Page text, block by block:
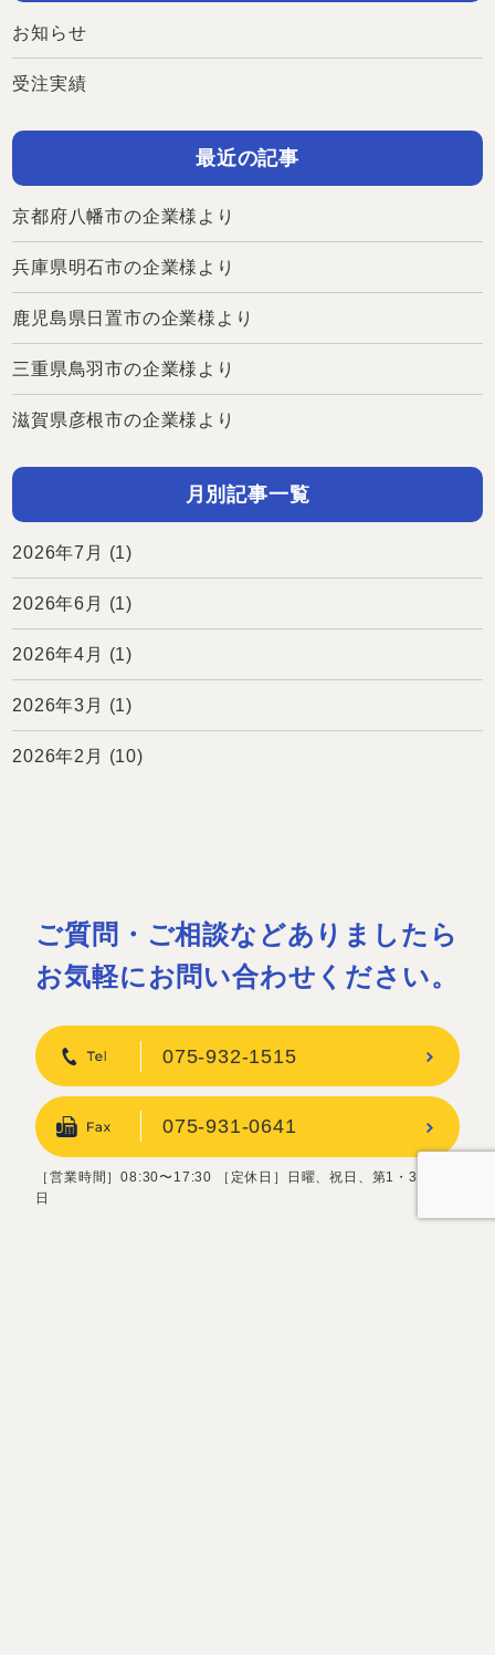
お知らせ
受注実績
最近の記事
京都府八幡市の企業様より
兵庫県明石市の企業様より
鹿児島県日置市の企業様より
三重県鳥羽市の企業様より
滋賀県彦根市の企業様より
月別記事一覧
2026年7月 (1)
2026年6月 (1)
2026年4月 (1)
2026年3月 (1)
2026年2月 (10)
ご質問・ご相談などありましたら
お気軽にお問い合わせください。
075-932-1515
075-931-0641
［営業時間］08:30〜17:30 ［定休日］日曜、祝日、第1・3土曜
日